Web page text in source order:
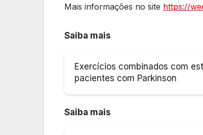
Mais informações no site https://
Saiba mais
Exercícios combinados com
pacientes com Parkinson
Saiba mais